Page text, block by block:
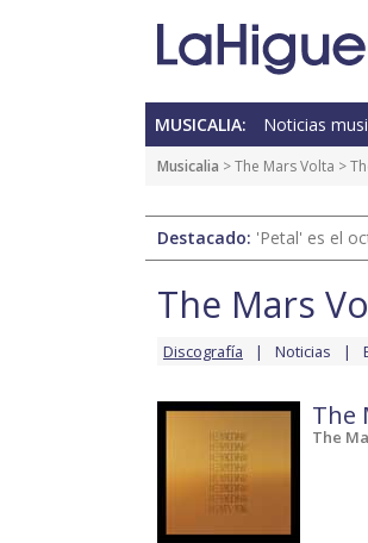
MUSICALIA: Noticias
Musicalia >The Mars Volta >
Destacado: 'Petal' es el
The Mars
Discografía Noticias
The
The